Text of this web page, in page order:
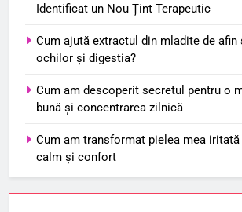
Identificat un Nou Țint Terapeutic
Cum ajută extractul din mladite de afin
ochilor și digestia?
Cum am descoperit secretul pentru o
bună și concentrarea zilnică
Cum am transformat pielea mea
calm și confort